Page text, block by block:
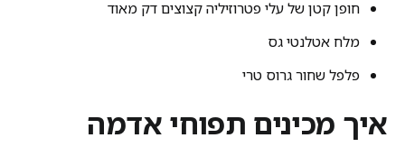
חופן קטן של עלי פטרוזיליה קצוצים דק מאוד
מלח אטלנטי גס
פלפל שחור גרוס טרי
איך מכינים תפוחי אדמה